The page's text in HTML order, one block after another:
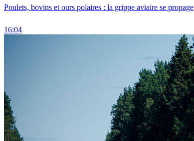
Poulets, bovins et ours polaires : la grippe aviaire se propage
16:04